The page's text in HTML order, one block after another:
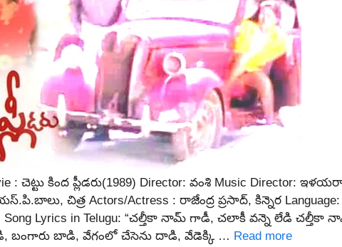
: చెట్టు కింద ప్లీడరు(1989) Director: వంశి Music Director:
చిత్ర Actors/Actress : రాజేంద్ర ప్రసాద్, కిన్నెర Language:
Song Lyrics in Telugu: “చల్తీకా నామ్ గాడీ, చలాకీ వన్నె లేడి చల్తీకా
బంగారు బాడి, వేగంలో చేసెను దాడి, వేడెక్కి … Read more